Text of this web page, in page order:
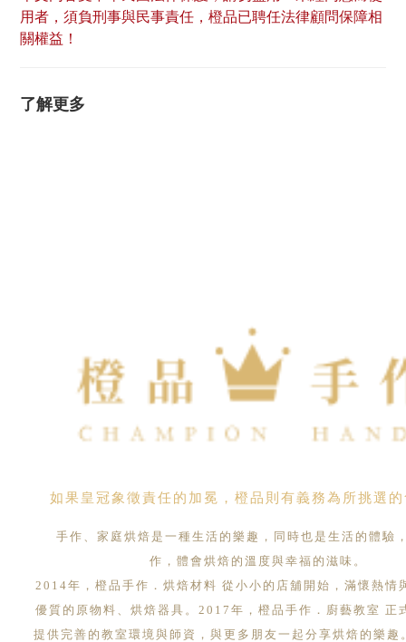
用者，須負刑事與民事責任，橙品已聘任法律顧問保障相
關權益！
了解更多
如果皇冠象徵責任的加冕，橙品則有義務為所挑選
手作、家庭烘焙是一種生活的樂趣，同時也是生活的體驗
作，體會烘焙的溫度與幸福的滋味。
2014年，橙品手作．烘焙材料 從小小的店舖開始，滿懷熱情
優質的原物料、烘焙器具。2017年，橙品手作．廚藝教室 正
提供完善的教室環境與師資，與更多朋友一起分享烘焙的樂趣